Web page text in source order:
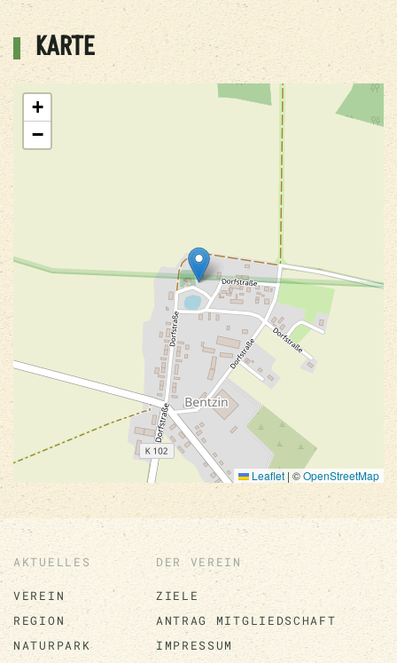
KARTE
+
−
Leaflet | ©OpenStreetMap
AKTUELLES
VEREIN
REGION
NATURPARK
DER VEREIN
ZIELE
ANTRAG MITGLIEDSCHAFT
IMPRESSUM